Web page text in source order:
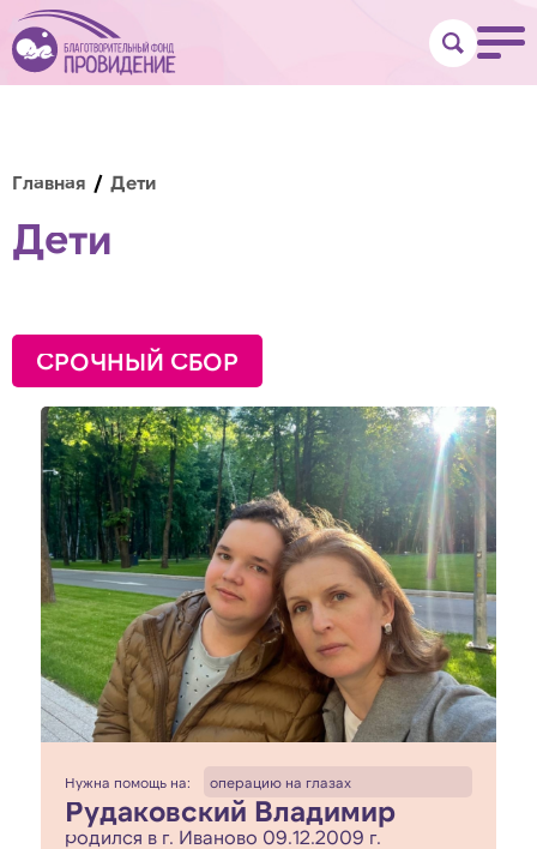
Главная Дети
Дети
Нужна помощь на: операцию на глазах
Рудаковский Владимир
родился в г. Иваново 09.12.2009 г.
СРОЧНЫЙ СБОР